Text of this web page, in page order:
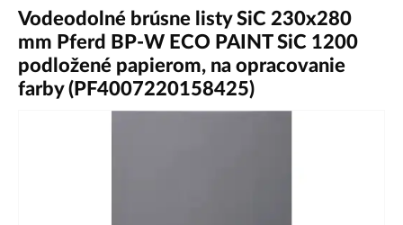
Vodeodolné brúsne listy SiC 230x280
mm Pferd BP-W ECO PAINT SiC 1200
podložené papierom, na opracovanie
farby (PF4007220158425)